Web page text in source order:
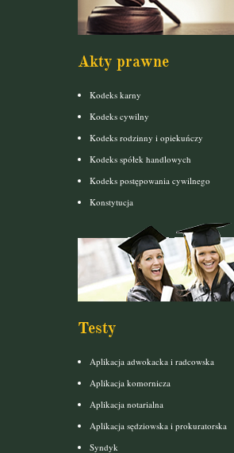
Akty prawne
Kodeks karny
Kodeks cywilny
Kodeks rodzinny i opiekuńczy
Kodeks spółek handlowych
Kodeks postępowania cywilnego
Konstytucja
Testy
Aplikacja adwokacka i radcowska
Aplikacja komornicza
Aplikacja notarialna
Aplikacja sędziowska i prokuratorska
Syndyk